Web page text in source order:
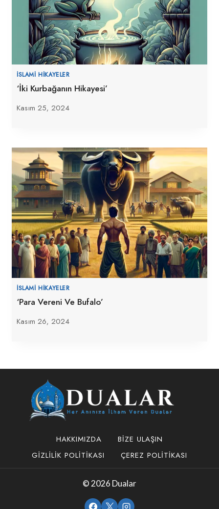
İSLAMI HIKAYELER
‘İki Kurbağanın Hikayesi’
Kasım 25, 2024
İSLAMI HIKAYELER
‘Para Vereni Ve Bufalo’
Kasım 26, 2024
HAKKIMIZDA
BIZE ULAŞIN
GIZLILIK POLITIKASI
ÇEREZ POLITIKASI
© 2026 Dualar